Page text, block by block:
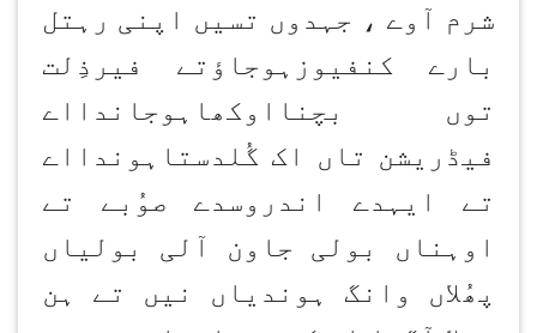
شرم آوے ، جہدوں تسیں اپنی رہتل
بارے کنفیوزہوجاؤتے فیرذِلت
توں بچنااوکھاہوجاندااے
فیڈریشن تاں اک گُلدستاہوندااے
تے ایہدے اندروسدے صوُبے تے
اوہناں بولی جاون آلی بولیاں
پھُلاں وانگ ہوندیاں نیں تے ہن